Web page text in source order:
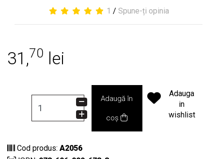
1 / Spune-ți opinia
31,70 lei
Adaugă în
coș
Adauga
in
wishlist
Cod produs: A2056